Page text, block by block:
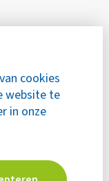
cookies
website te
in onze